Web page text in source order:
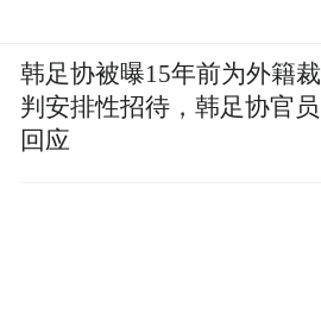
韩足协被曝15年前为外籍裁
判安排性招待，韩足协官员
回应